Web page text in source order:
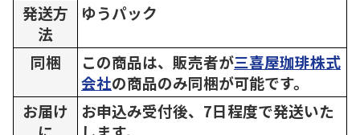
発送方
法
ゆうパック
同梱 この商品は、販売者が三喜屋珈琲株式
会社の商品のみ同梱が可能です。
お届け
お申込み受付後、7日程度で発送いた